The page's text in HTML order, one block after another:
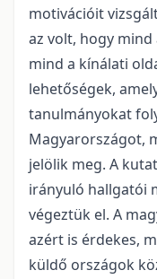
motivációit
az volt, hogy mind
mind a kínálati
lehetőségek,
tanulmányokat
Magyarországot,
jelölik meg. A
irányuló hallgatói
végeztük el. A
azért is érdekes,
küldő országok